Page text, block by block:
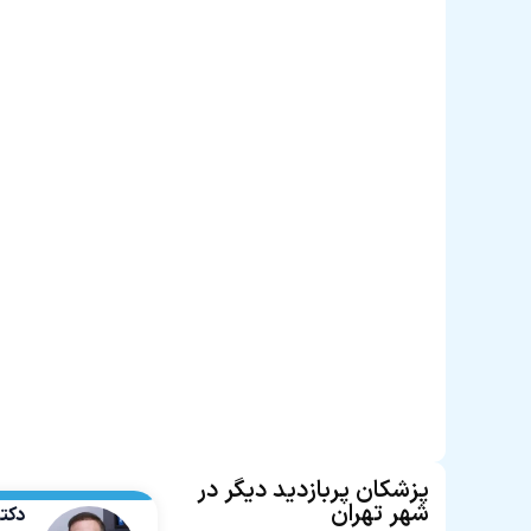
پزشکان پربازدید دیگر در
شهر تهران